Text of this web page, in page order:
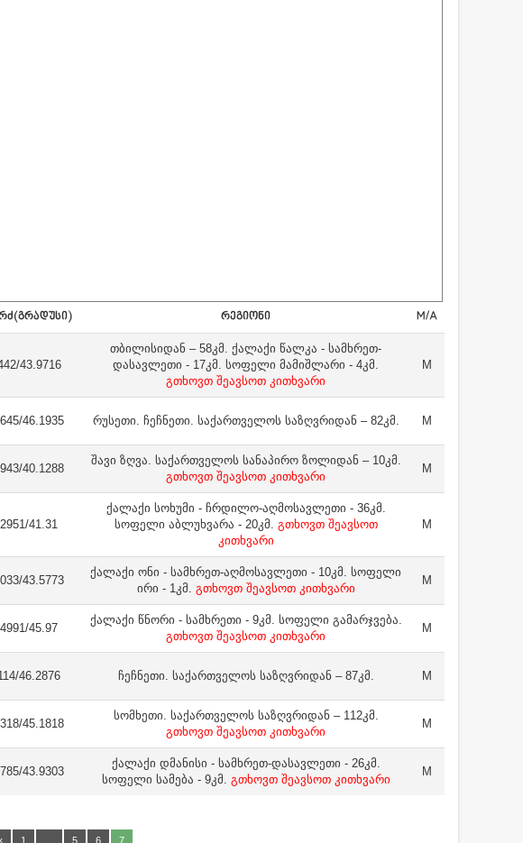
ᲠᲔᲒᲘᲝᲜᲘ M/A
43.9716
თბილისიდან – 58კმ. ქალაქი წალკა - სამხრეთ-
დასავლეთი - 17კმ. სოფელი მამიშლარი - 4კმ.
გთხოვთ შეავსოთ კითხვარი
M
46.1935 რუსეთი. ჩეჩნეთი. საქართველოს საზღვრიდან – 82კმ. M
40.1288
შავი ზღვა. საქართველოს სანაპირო ზოლიდან – 10კმ.
გთხოვთ შეავსოთ კითხვარი
M
41.31
ქალაქი სოხუმი - ჩრდილო-აღმოსავლეთი - 36კმ.
სოფელი აბლუხვარა - 20კმ. გთხოვთ შეავსოთ
კითხვარი
M
43.5773
ქალაქი ონი - სამხრეთ-აღმოსავლეთი - 10კმ. სოფელი
ირი - 1კმ. გთხოვთ შეავსოთ კითხვარი
M
45.97
ქალაქი წნორი - სამხრეთი - 9კმ. სოფელი გამარჯვება.
გთხოვთ შეავსოთ კითხვარი
M
46.2876 ჩეჩნეთი. საქართველოს საზღვრიდან – 87კმ. M
45.1818
სომხეთი. საქართველოს საზღვრიდან – 112კმ.
გთხოვთ შეავსოთ კითხვარი
M
43.9303
ქალაქი დმანისი - სამხრეთ-დასავლეთი - 26კმ.
სოფელი სამება - 9კმ. გთხოვთ შეავსოთ კითხვარი
M
1 5 6 7